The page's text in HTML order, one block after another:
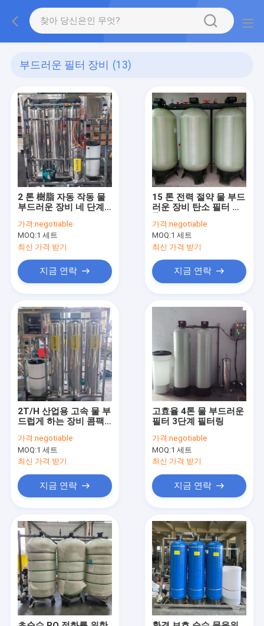
부드러운 필터 장비 (13)
2 톤 樹脂 자동 작동 물
부드러운 장비 네 단계
가격:negotiable
MOQ:1 세트
최신 가격 받기
지금 연락
15 톤 전력 절약 물 부드
러운 장비 탄소 필터 樹
물 정화 시스템
가격:negotiable
MOQ:1 세트
최신 가격 받기
지금 연락
2T/H 산업용 고속 물 부
드럽게 하는 장비 콤팩
스 장비
가격:negotiable
MOQ:1 세트
최신 가격 받기
지금 연락
고효율 4톤 물 부드러운
필터 3단계 필터링
가격:negotiable
MOQ:1 세트
최신 가격 받기
지금 연락